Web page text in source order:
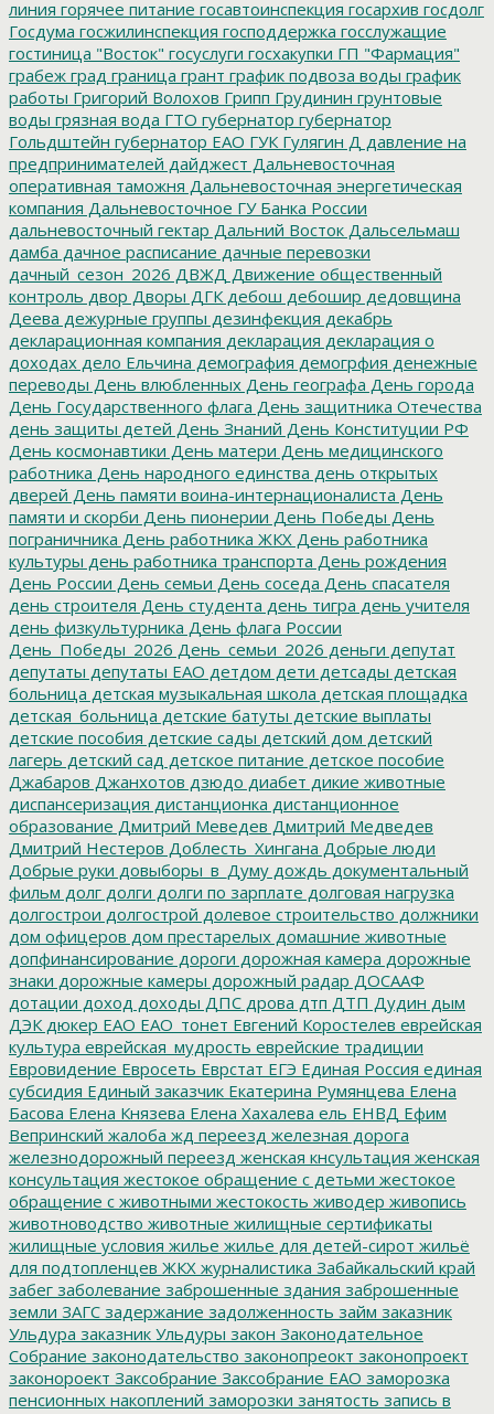
линия горячее питание госавтоинспекция госархив госдолг
Госдума госжилинспекция господдержка госслужащие
гостиница "Восток" госуслуги госхакупки ГП "Фармация"
грабеж град граница грант график подвоза воды график
работы Григорий Волохов Грипп Грудинин грунтовые
воды грязная вода ГТО губернатор губернатор
Гольдштейн губернатор ЕАО ГУК Гулягин Д давление на
предпринимателей дайджест Дальневосточная
оперативная таможня Дальневосточная энергетическая
компания Дальневосточное ГУ Банка России
дальневосточный гектар Дальний Восток Дальсельмаш
дамба дачное расписание дачные перевозки
дачный_сезон_2026 ДВЖД Движение общественный
контроль двор Дворы ДГК дебош дебошир дедовщина
Деева дежурные группы дезинфекция декабрь
декларационная компания декларация декларация о
доходах дело Ельчина демография демогрфия денежные
переводы День влюбленных День географа День города
День Государственного флага День защитника Отечества
день защиты детей День Знаний День Конституции РФ
День космонавтики День матери День медицинского
работника День народного единства день открытых
дверей День памяти воина-интернационалиста День
памяти и скорби День пионерии День Победы День
пограничника День работника ЖКХ День работника
культуры день работника транспорта День рождения
День России День семьи День соседа День спасателя
день строителя День студента день тигра день учителя
день физкультурника День флага России
День_Победы_2026 День_семьи_2026 деньги депутат
депутаты депутаты ЕАО детдом дети детсады детская
больница детская музыкальная школа детская площадка
детская_больница детские батуты детские выплаты
детские пособия детские сады детский дом детский
лагерь детский сад детское питание детское пособие
Джабаров Джанхотов дзюдо диабет дикие животные
диспансеризация дистанционка дистанционное
образование Дмитрий Меведев Дмитрий Медведев
Дмитрий Нестеров Доблесть_Хингана Добрые люди
Добрые руки довыборы_в_Думу дождь документальный
фильм долг долги долги по зарплате долговая нагрузка
долгострои долгострой долевое строительство должники
дом офицеров дом престарелых домашние животные
допфинансирование дороги дорожная камера дорожные
знаки дорожные камеры дорожный радар ДОСААФ
дотации доход доходы ДПС дрова дтп ДТП Дудин дым
ДЭК дюкер ЕАО ЕАО_тонет Евгений Коростелев еврейская
культура еврейская_мудрость еврейские традиции
Евровидение Евросеть Еврстат ЕГЭ Единая Россия единая
субсидия Единый заказчик Екатерина Румянцева Елена
Басова Елена Князева Елена Хахалева ель ЕНВД Ефим
Вепринский жалоба жд переезд железная дорога
железнодорожный переезд женская кнсультация женская
консультация жестокое обращение с детьми жестокое
обращение с животными жестокость живодер живопись
животноводство животные жилищные сертификаты
жилищные условия жилье жилье для детей-сирот жильё
для подтопленцев ЖКХ журналистика Забайкальский край
забег заболевание заброшенные здания заброшенные
земли ЗАГС задержание задолженность займ заказник
Ульдура заказник Ульдуры закон Законодательное
Собрание законодательство законопреокт законопроект
законороект Заксобрание Заксобрание ЕАО заморозка
пенсионных накоплений заморозки занятость запись в